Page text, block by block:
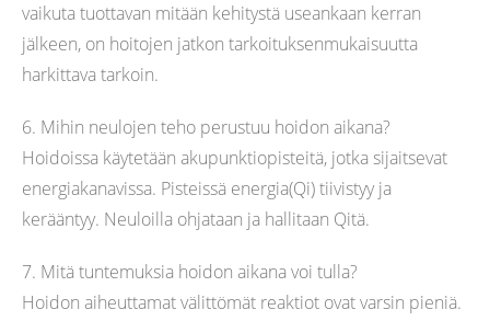
vaikuta tuottavan mitään kehitystä useankaan kerran
jälkeen, on hoitojen jatkon tarkoituksenmukaisuutta
harkittava tarkoin.
6. Mihin neulojen teho perustuu hoidon aikana?
Hoidoissa käytetään akupunktiopisteitä, jotka sijaitsevat
energiakanavissa. Pisteissä energia(Qi) tiivistyy ja
kerääntyy. Neuloilla ohjataan ja hallitaan Qitä.
7. Mitä tuntemuksia hoidon aikana voi tulla?
Hoidon aiheuttamat välittömät reaktiot ovat varsin pieniä.